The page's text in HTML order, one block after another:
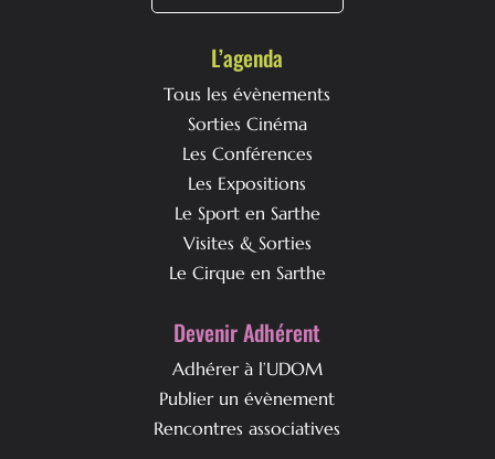
L’agenda
Tous les évènements
Sorties Cinéma
Les Conférences
Les Expositions
Le Sport en Sarthe
Visites & Sorties
Le Cirque en Sarthe
Devenir Adhérent
Adhérer à l’UDOM
Publier un évènement
Rencontres associatives